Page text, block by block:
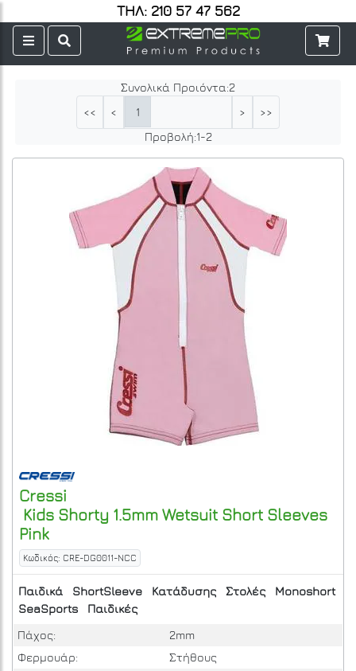
ΤΗΛ: 210 57 47 562
Συνολικά Προιόντα:2
<<
< 1 >
>>
Προβολή:1-2
Cressi
Kids Shorty 1.5mm Wetsuit Short Sleeves
Pink
Κωδικός: CRE-DG0011-NCC
Παιδικά ShortSleeve Κατάδυσης Στολές
Monoshort
SeaSports
Παιδικές
Πάχος:
2mm
Φερμουάρ:
Στήθους